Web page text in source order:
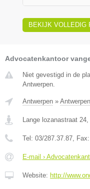
BEKIJK VOLLEDIG
Advocatenkantoor
Niet gevestigd in de
Antwerpen.
Antwerpen » Antwerpen
Lange lozanastraat 24,
Tel: 03/287.37.87, Fax:
E-mail ›
Website: http://